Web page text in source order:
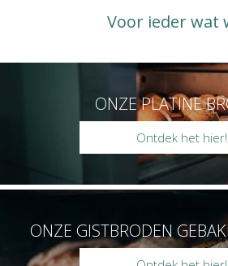
Voor ieder wat
ONZE PLATINE
Ontdek het hier!
ONZE GISTBRODEN